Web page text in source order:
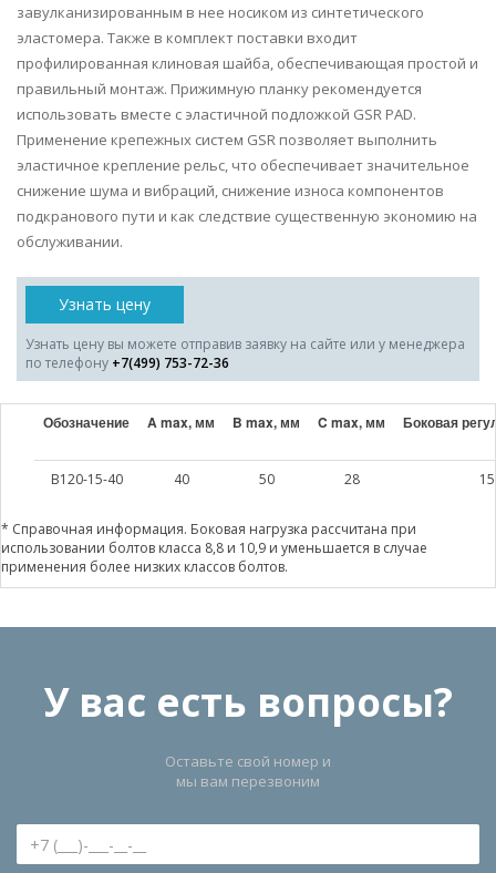
завулканизированным в нее носиком из синтетического
эластомера. Также в комплект поставки входит
профилированная клиновая шайба, обеспечивающая простой и
правильный монтаж. Прижимную планку рекомендуется
использовать вместе с эластичной подложкой GSR PAD.
Применение крепежных систем GSR позволяет выполнить
эластичное крепление рельс, что обеспечивает значительное
снижение шума и вибраций, снижение износа компонентов
подкранового пути и как следствие существенную экономию на
обслуживании.
Узнать цену
Узнать цену вы можете отправив заявку на сайте или у менеджера
по телефону +7(499) 753-72-36
Обозначение A max, мм B max, мм C max, мм Боковая
B120-15-40 40 50 28 15
* Справочная информация. Боковая нагрузка рассчитана при
использовании болтов класса 8,8 и 10,9 и уменьшается в случае
применения более низких классов болтов.
У вас есть вопросы?
Оставьте свой номер и
мы вам перезвоним